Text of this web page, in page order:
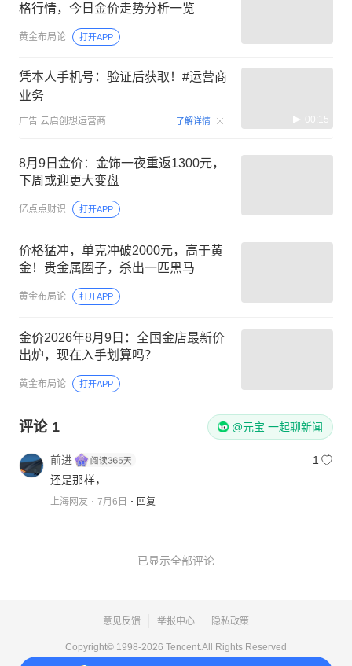
格行情，今日金价走势分析一览
黄金布局论 打开APP
凭本人手机号：验证后获取！#运营商
业务
广告 云启创想运营商 了解详情 00:15
8月9日金价：金饰一夜重返1300元，
下周或迎更大变盘
亿点点财识 打开APP
价格猛冲，单克冲破2000元，高于黄
金！贵金属圈子，杀出一匹黑马
黄金布局论 打开APP
金价2026年8月9日：全国金店最新价
出炉，现在入手划算吗？
黄金布局论 打开APP
评论 1 @元宝 一起聊新闻
前进
1
还是那样，
上海网友 7月6日 回复
已显示全部评论
意见反馈 举报中心 隐私政策
Copyright© 1998-2026 Tencent.All Rights Reserved